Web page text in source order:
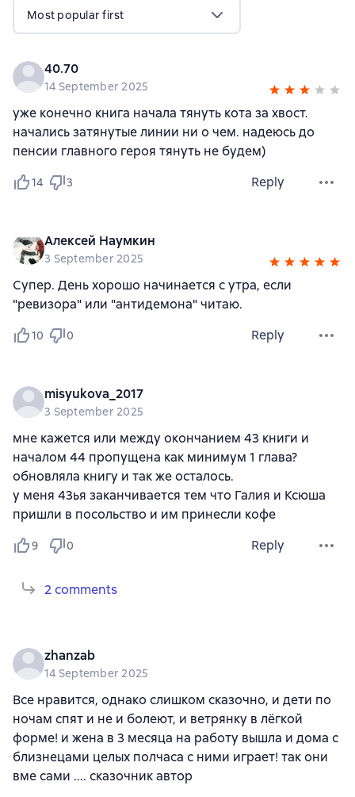
Most popular first
40.70
14 September 2025
уже конечно книга начала тянуть кота за хвост.
начались затянутые линии ни о чем. надеюсь до
пенсии главного героя тянуть не будем)
14 3 Reply
Алексей Наумкин
3 September 2025
Супер. День хорошо начинается с утра, если
"ревизора" или "антидемона" читаю.
10 0 Reply
misyukova_2017
3 September 2025
мне кажется или между окончанием 43 книги и
началом 44 пропущена как минимум 1 глава?
обновляла книгу и так же осталось.
у меня 43ья заканчивается тем что Галия и Ксюша
пришли в посольство и им принесли кофе
9 0 Reply
2 comments
zhanzab
14 September 2025
Все нравится, однако слишком сказочно, и дети по
ночам спят и не и болеют, и ветрянку в лёгкой
форме! и жена в 3 месяца на работу вышла и дома с
близнецами целых полчаса с ними играет! так они
вме сами .... сказочник автор